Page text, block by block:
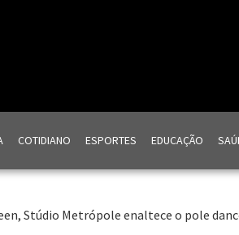
COTIDIANO ESPORTES EDUCAÇÃO
Stúdio Metrópole enaltece o pole